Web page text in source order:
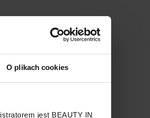
O plikach cookies
jest BEAUTY IN